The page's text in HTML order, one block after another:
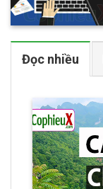
Đọc nhiều